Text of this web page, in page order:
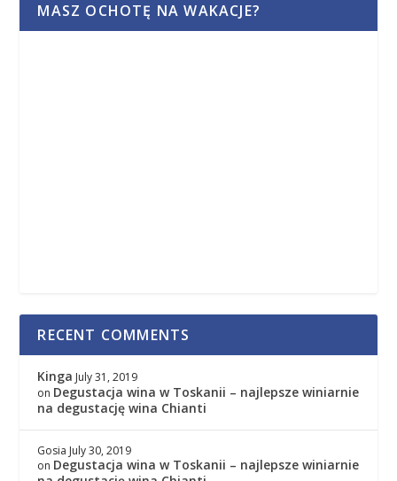
MASZ OCHOTĘ NA WAKACJE?
RECENT COMMENTS
Kinga July 31, 2019
on Degustacja wina w Toskanii – najlepsze winiarnie
na degustację wina Chianti
Gosia July 30, 2019
on Degustacja wina w Toskanii – najlepsze winiarnie